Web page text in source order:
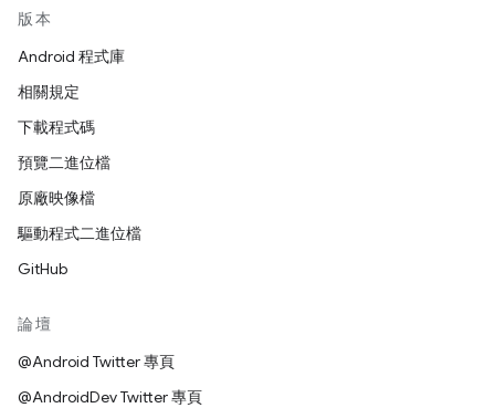
版本
Android 程式庫
相關規定
下載程式碼
預覽二進位檔
原廠映像檔
驅動程式二進位檔
GitHub
論壇
@Android Twitter 專頁
@AndroidDev Twitter 專頁